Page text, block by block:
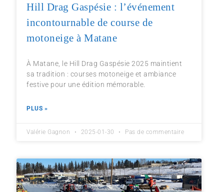
Hill Drag Gaspésie : l’événement
incontournable de course de
motoneige à Matane
À Matane, le Hill Drag Gaspésie 2025 maintient
sa tradition : courses motoneige et ambiance
festive pour une édition mémorable.
PLUS »
Valérie Gagnon 2025-01-30 Pas de commentaire